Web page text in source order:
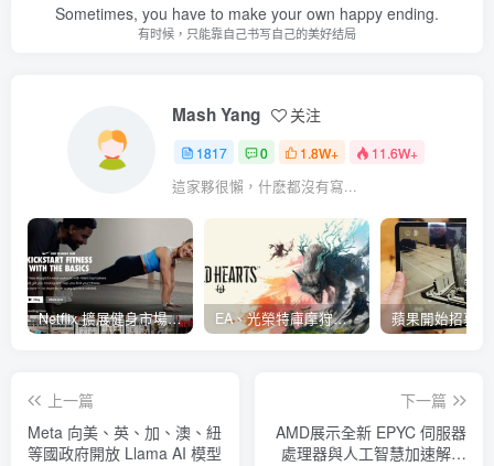
Sometimes, you have to make your own happy ending.
有时候，只能靠自己书写自己的美好结局
Mash Yang 关注
1817 0 1.8W+ 11.6W+
這家夥很懶，什麽都沒有寫...
Netflix 擴展健身市場 與 Nike 合作推出《Nike Training Club》系列健身影片 EA、光榮特庫摩狩獵冒險遊戲《WILD HEARTS》公布「強大化獸」宣傳影片
上一篇
Meta 向美、英、加、澳、紐
等國政府開放 Llama AI 模型
下一篇
AMD展示全新 EPYC 伺服器
處理器與人工智慧加速解決